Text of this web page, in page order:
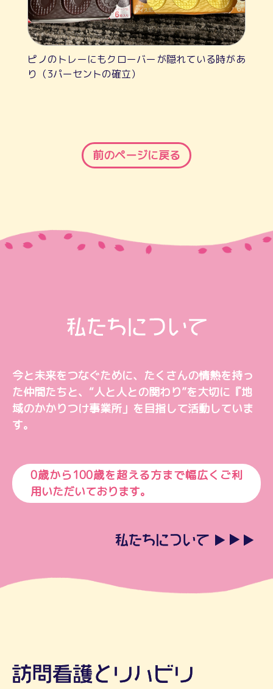
ピノのトレーにもクローバーが隠れている時があ
り（3パーセントの確立）
前のページに戻る
今と未来をつなぐために、 たくさんの情熱を持っ
た仲間たちと、 “人と人との関わり”を大切に 『地
域のかかりつけ事業所」を目指して活動していま
す。
0歳から100歳を超える方まで幅広くご利
用いただいております。